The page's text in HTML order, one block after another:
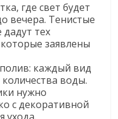
где свет будет
вечера. Тенистые
тех
заявлены
каждый вид
воды.
нужно
с декоративной